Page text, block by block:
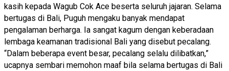
kasih kepada Wagub Cok Ace beserta seluruh jajaran. Selama
bertugas di Bali, Puguh mengaku banyak mendapat
pengalaman berharga. Ia sangat kagum dengan keberadaan
lembaga keamanan tradisional Bali yang disebut pecalang.
“Dalam beberapa event besar, pecalang selalu dilibatkan,”
ucapnya sembari memohon maaf bila selama bertugas di Bali